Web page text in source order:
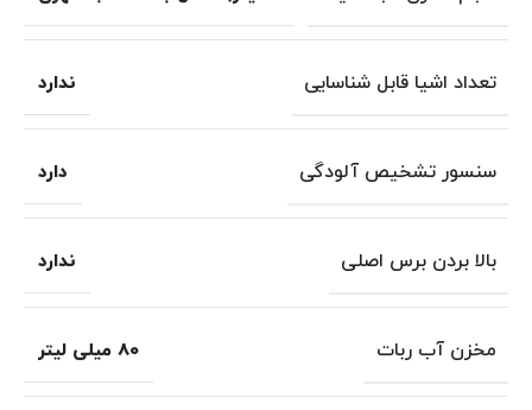
تعداد اشیا قابل شناسایی ندارد
سنسور تشخیص آلودگی دارد
بالا بردن برس اصلی ندارد
مخزن آب ربات 80 میلی لیتر